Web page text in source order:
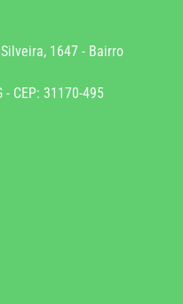
1647 - Bairro
CEP: 31170-495